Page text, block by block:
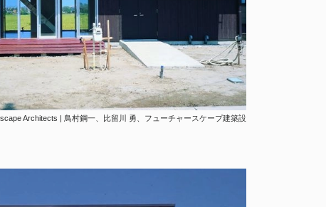
Architects | 鳥村鋼一、比留川 勇、フューチャースケープ建築設